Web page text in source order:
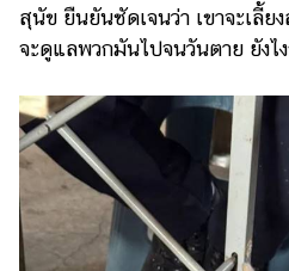
สุนัข ยืนยันชัดเจนว่า เขาจะเลี้ย
จะดูแลพวกมันไปจนวันตาย ยังไ